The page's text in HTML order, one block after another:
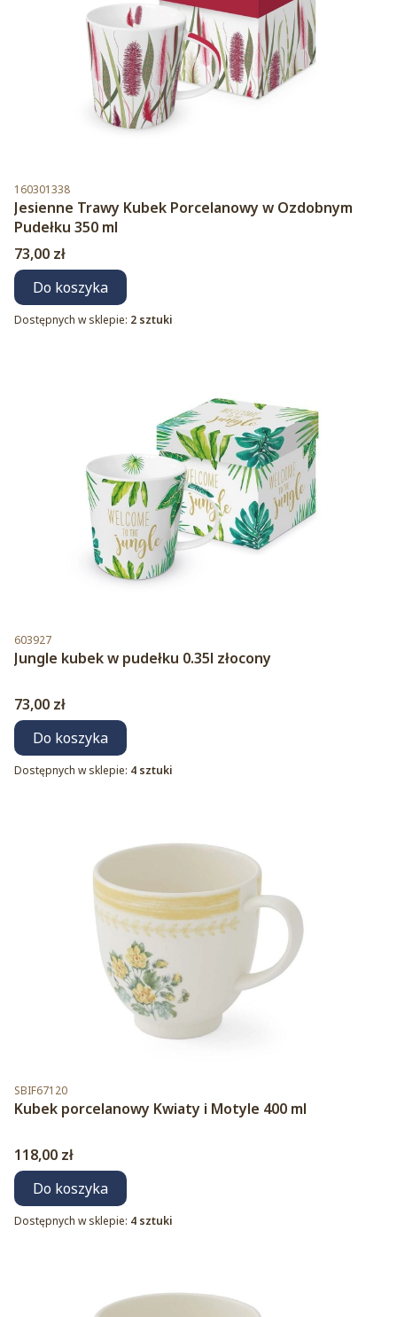
Kod produktu
160301338
Jesienne Trawy Kubek Porcelanowy w Ozdobnym
Pudełku 350 ml
Cena
73,00 zł
Do koszyka
Dostępnych w sklepie: 2 sztuki
Kod produktu
603927
Jungle kubek w pudełku 0.35l złocony
Cena
73,00 zł
Do koszyka
Dostępnych w sklepie: 4 sztuki
Kod produktu
SBIF67120
Kubek porcelanowy Kwiaty i Motyle 400 ml
Cena
118,00 zł
Do koszyka
Dostępnych w sklepie: 4 sztuki